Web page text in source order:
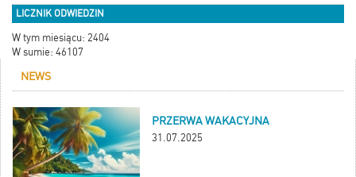
LICZNIK ODWIEDZIN
W tym miesiącu: 2404
W sumie: 46107
NEWS
PRZERWA WAKACYJNA
31.07.2025